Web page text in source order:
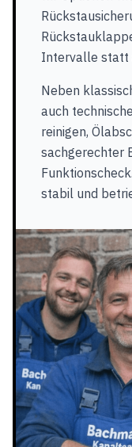
Intervalle statt
Neben
auch
reinigen,
sachgerechter
stabil und